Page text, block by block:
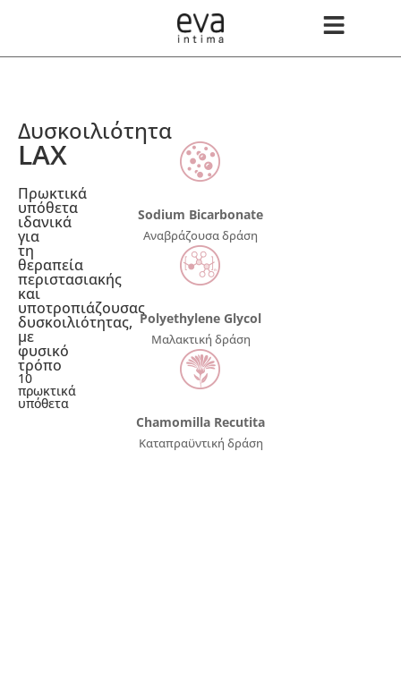
Δυσκοιλιότητα
LAX
Πρωκτικά
υπόθετα
ιδανικά
για
τη
θεραπεία
περιστασιακής
και
υποτροπιάζουσας
δυσκοιλιότητας,
με
φυσικό
τρόπο
10
πρωκτικά
υπόθετα
Sodium Bicarbonate
Αναβράζουσα δράση
Polyethylene Glycol
Μαλακτική δράση
Chamomilla Recutita
Καταπραϋντική δράση